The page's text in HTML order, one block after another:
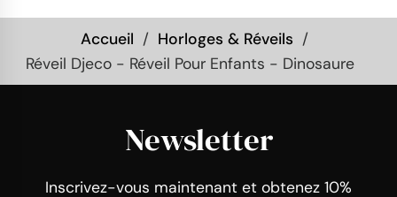
Accueil
Horloges & Réveils
Réveil Djeco - Réveil Pour Enfants - Dinosaure
Newsletter
Inscrivez-vous maintenant et obtenez 10%